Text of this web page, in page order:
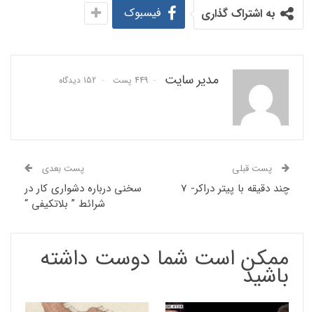
به اشتراک گذاری فیسبوک
مدیر سایت 449 پست 152 دیدگاه
پست قبلی
چند دقیقه با پیتر دراکر- 7
پست بعدی
سخنی درباره دشواری کار در
شرائط ” بلاتکیفی “
ممکن است شما دوست داشته
باشید